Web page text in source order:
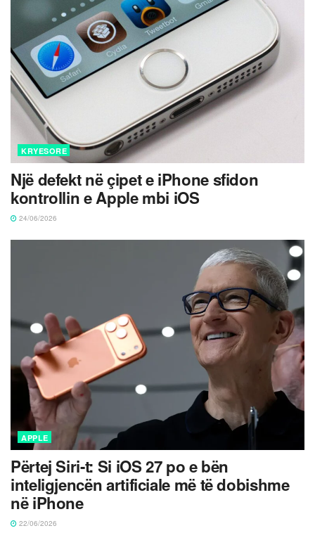
KRYESORE
Një defekt në çipet e iPhone sfidon
kontrollin e Apple mbi iOS
24/06/2026
APPLE
Përtej Siri-t: Si iOS 27 po e bën
inteligjencën artificiale më të dobishme
në iPhone
22/06/2026